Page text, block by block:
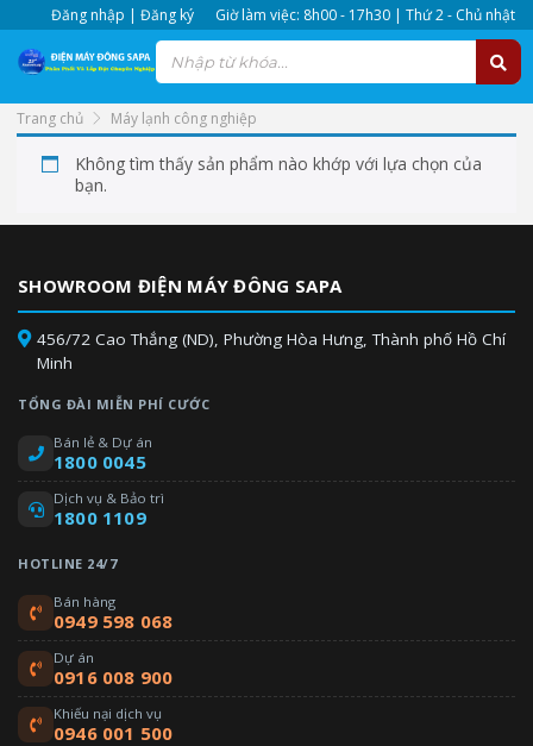
Đăng nhập | Đăng ký Giờ làm việc: 8h00 - 17h30 | Thứ 2 - Chủ nhật
Trang chủ Máy lạnh công nghiệp
Không tìm thấy sản phẩm nào khớp với lựa chọn của
bạn.
SHOWROOM ĐIỆN MÁY ĐÔNG SAPA
456/72 Cao Thắng (ND), Phường Hòa Hưng, Thành phố Hồ Chí
Minh
TỔNG ĐÀI MIỄN PHÍ CƯỚC
Bán lẻ & Dự án
1800 0045
Dịch vụ & Bảo trì
1800 1109
HOTLINE 24/7
Bán hàng
0949 598 068
Dự án
0916 008 900
Khiếu nại dịch vụ
0946 001 500